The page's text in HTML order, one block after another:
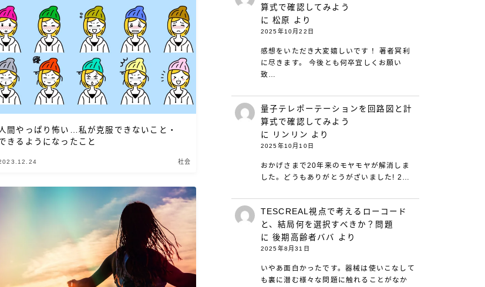
人間やっぱり怖い…私が克服できないこと・
きるようになったこと
社会
算式で確認してみよう
に松原 より
2025年10月22日
感想をいただき大変嬉しいです！ 著者冥利
に尽きます。 今後とも何卒宜しくお願い
致…
量子テレポーテーションを回路図と計
算式で確認してみよう
に
リンリン より
2025年10月10日
おかげさまで20年来のモヤモヤが解消しま
した。どうもありがとうがざいました! 2…
TESCREAL視点で考えるローコード
と、結局何を選択すべきか？問題
に後期高齢者ババ より
2025年8月31日
いやあ面白かったです。器械は使いこなして
も裏に潜む様々な問題に触れることがなか